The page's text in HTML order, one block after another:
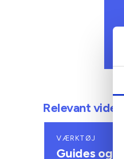
Relevant viden
VÆRKTØJ
Guides og